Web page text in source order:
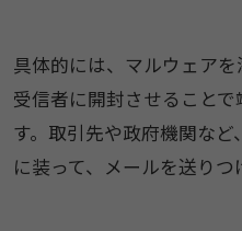
具体的には、マルウェアを
受信者に開封させること
す。​取引先や政府機関な
に装って、メールを送りつ